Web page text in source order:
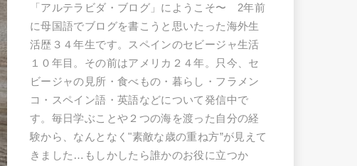
「アルテラビダ・ブログ」にようこそ〜 2年前
に母国語でブログを書こうと思いたった海外生
活歴３４年生です。スペインのセビージャ生活
１０年目。その前はアメリカ２４年。只今、セ
ビージャの見所・食べもの・暮らし・フラメン
コ・スペイン語・英語などについて発信中で
す。毎日学ぶことや２つの海を渡った自分の経
験から、なんとなく"素敵な歳の重ね方”が見えて
きました…もしかしたら誰かのお役に立つか